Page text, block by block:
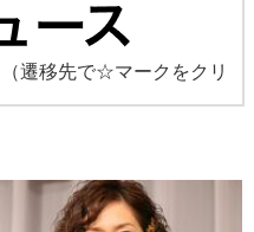
（遷移先で☆マークをクリ